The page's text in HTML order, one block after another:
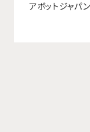
アボットジャパ